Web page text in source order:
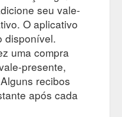
seu vale-
O aplicativo
disponível.
uma compra
presente,
recibos
após cada